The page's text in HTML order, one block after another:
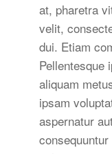
at, pharetra
velit,
dui. Etiam
Pellentesque
aliquam
ipsam
aspernatur